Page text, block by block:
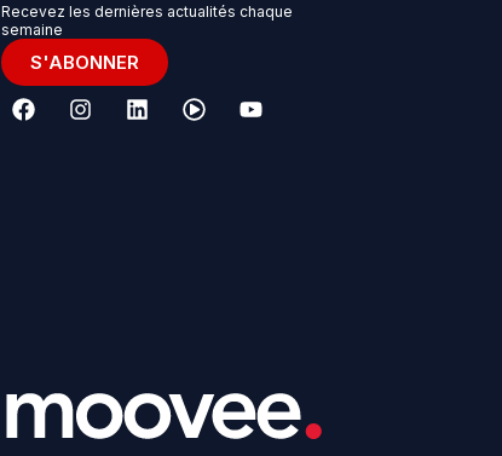
Recevez les dernières actualités chaque
semaine
S'ABONNER